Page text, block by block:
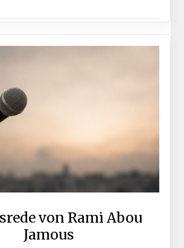
von Rami Abou
Jamous